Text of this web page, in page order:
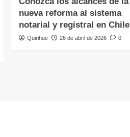
nueva reforma al sistema
notarial y registral en Chile
Quirihue 26 de abril de 2026 0